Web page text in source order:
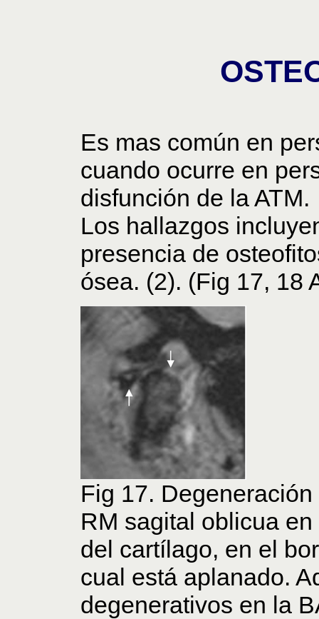
Es mas común en
cuando ocurre en
disfunción de la ATM.
Los hallazgos
presencia de
ósea. (2). (Fig 17, 18
Fig 17. Degeneración
RM sagital oblicua
del cartílago, en el
cual está aplanado.
degenerativos en la